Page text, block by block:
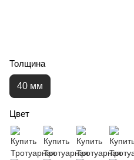
Толщина
40 мм
Цвет